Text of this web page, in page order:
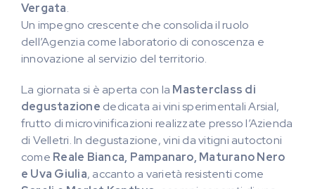
Vergata.
Un impegno crescente che consolida il ruolo
dell’Agenzia come laboratorio di conoscenza e
innovazione al servizio del territorio.
La giornata si è aperta con la Masterclass di
degustazione dedicata ai vini sperimentali Arsial,
frutto di microvinificazioni realizzate presso l’Azienda
di Velletri. In degustazione, vini da vitigni autoctoni
come Reale Bianca, Pampanaro, Maturano Nero
e Uva Giulia, accanto a varietà resistenti come